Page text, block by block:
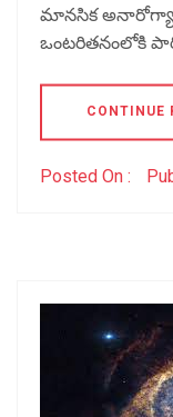
మానసిక
ఒంటరితనంలోకి
CONTINUE
Posted On :